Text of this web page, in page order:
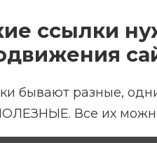
ссылки
бывают разные,
Все их